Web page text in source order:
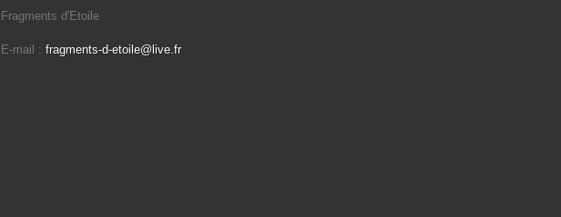
Fragments d'Etoile
E-mail : fragments-d-etoile@live.fr